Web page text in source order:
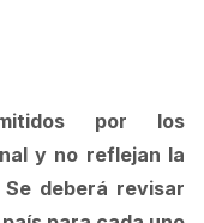
por los
y no reflejan la
deberá revisar